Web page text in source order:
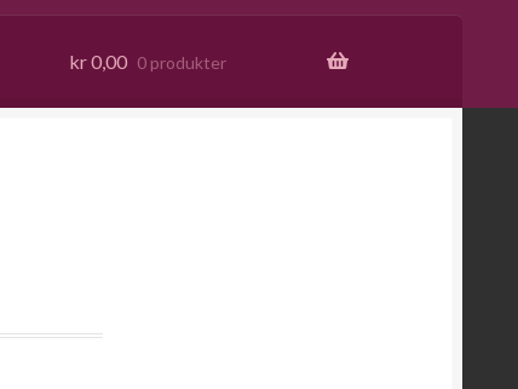
kr0,00 0 produkter